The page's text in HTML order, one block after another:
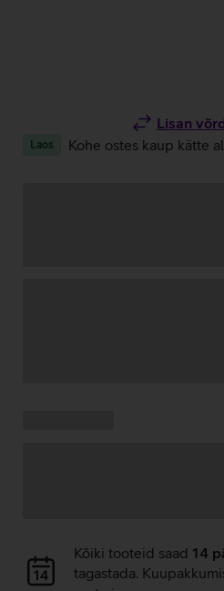
Lisan
Laos Kohe ostes kaup kätte
Andmete
laadimine
Kõiki tooteid saad 14
tagastada.